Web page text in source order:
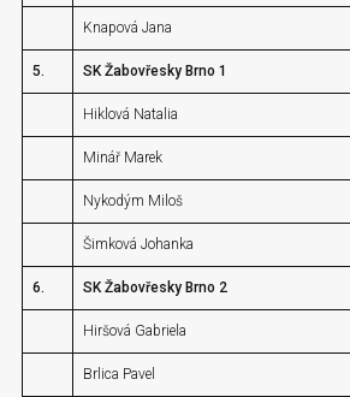
Knapová Jana
5. SK Žabovřesky Brno 1
Hiklová Natalia
Minář Marek
Nykodým Miloš
Šimková Johanka
6. SK Žabovřesky Brno 2
Hiršová Gabriela
Brlica Pavel